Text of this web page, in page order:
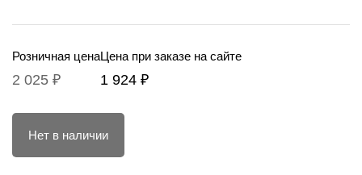
Розничная цена
2 025 ₽
Цена при заказе на сайте
1 924 ₽
Нет в наличии